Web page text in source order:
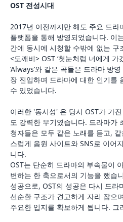
OST 전성시대
2017년 이전까지만 해도 주요 드라
플랫폼을 통해 방영되었습니다. 이
간에 동시에 시청할 수밖에 없는
<도깨비> OST ‘첫눈처럼 너에게 가
‘Always’와 같은 곡들은 드라마 방
장 진입하며 드라마에 대한 인기를
수 있었습니다.
이러한 '동시성' 은 당시 OST가 가
도 강력한 무기였습니다. 드라마가
청자들은 모두 같은 노래를 듣고,
스럽게 음원 사이트와 SNS로 이어
니다.
OST는 단순히 드라마의 부속물이
변하는 한 축으로서의 기능을 했습
성공으로, OST의 성공은 다시 드라
선순환 구조가 견고하게 자리 잡으
주요한 입지를 확보하게 됩니다. 그